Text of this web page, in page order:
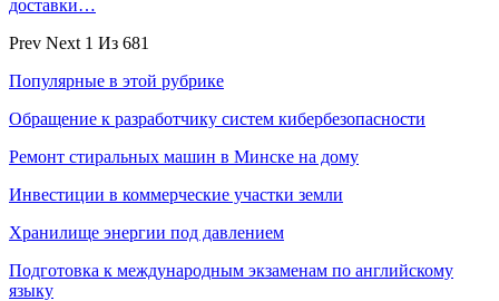
доставки…
Prev Next 1 Из 681
Популярные в этой рубрике
Обращение к разработчику систем кибербезопасности
Ремонт стиральных машин в Минске на дому
Инвестиции в коммерческие участки земли
Хранилище энергии под давлением
Подготовка к международным экзаменам по английскому
языку